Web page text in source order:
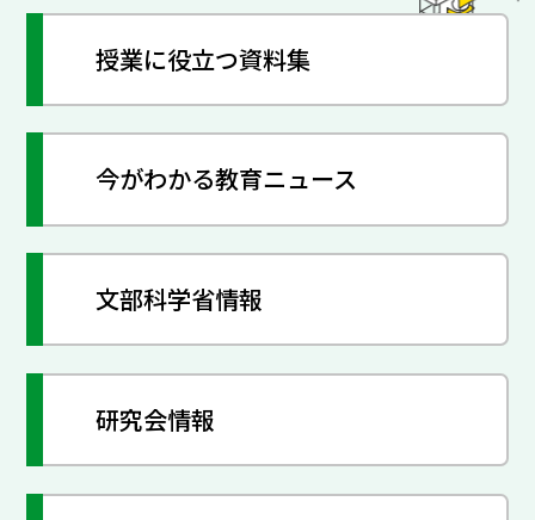
授業に役立つ資料集
今がわかる教育ニュース
文部科学省情報
研究会情報